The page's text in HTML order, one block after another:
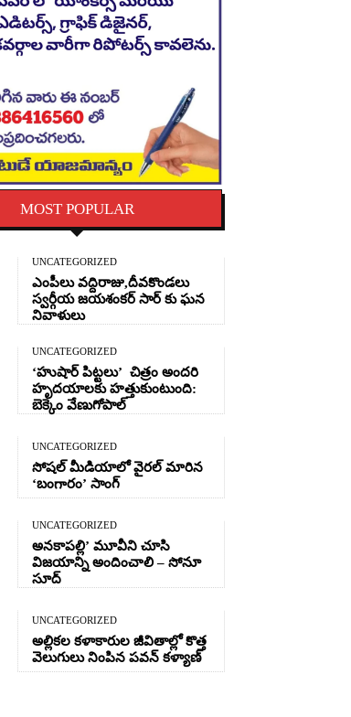
MOST POPULAR
UNCATEGORIZED
ఎంపీలు వద్దిరాజు,దీవకొండలు
స్వర్గీయ జయశంకర్ సార్ కు ఘన
నివాళులు
UNCATEGORIZED
‘హుషార్‌ పిట్టలు’ చిత్రం అందరి
హృదయాలకు హత్తుకుంటుంది:
బెక్కెం వేణుగోపాల్‌
UNCATEGORIZED
సోషల్ మీడియాలో వైరల్ మారిన
‘బంగారం’ సాంగ్
UNCATEGORIZED
అనకాపల్లి’ మూవీని చూసి
విజయాన్ని అందించాలి – సోనూ
సూద్
UNCATEGORIZED
అల్లికల కళాకారుల జీవితాల్లో కొత్త
వెలుగులు నింపిన పవన్ కళ్యాణ్